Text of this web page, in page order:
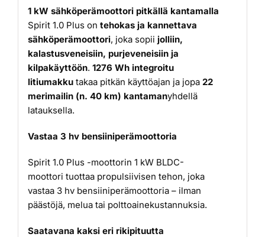
1 kW sähköperämoottori pitkällä kantamalla
Spirit 1.0 Plus on tehokas ja kannettava
sähköperämoottori, joka sopii jolliin,
kalastusveneisiin, purjeveneisiin ja
kilpakäyttöön. 1276 Wh integroitu
litiumakkutakaa pitkän käyttöajan ja jopa 22
merimailin (n. 40 km) kantamanyhdellä
latauksella.
Vastaa 3 hv bensiiniperämoottoria
Spirit 1.0 Plus -moottorin 1 kW BLDC-
moottori tuottaa propulsiivisen tehon, joka
vastaa 3 hv bensiiniperämoottoria – ilman
päästöjä, melua tai polttoainekustannuksia.
Saatavana kaksi eri rikipituutta